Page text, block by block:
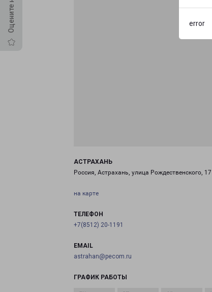
error
АСТРАХАНЬ
Россия, Астрахань, улица Рождественского, 17
на карте
ТЕЛЕФОН
+7(8512) 20-1191
EMAIL
astrahan@pecom.ru
ГРАФИК РАБОТЫ